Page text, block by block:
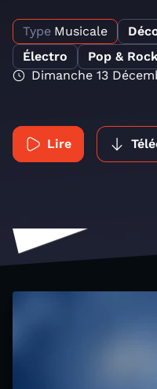
Type Musicale
Électro
Pop &
Dimanche 13
Lire